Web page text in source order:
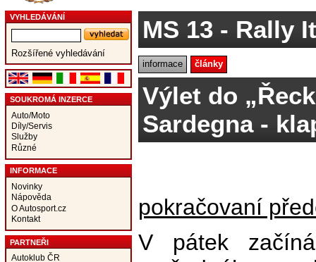
VYHLEDÁVÁNÍ
Rozšířené vyhledávání
SOUKROMÁ INZERCE
Auto/Moto
Díly/Servis
Služby
Různé
INFORMACE
Novinky
Nápověda
O Autosport.cz
Kontakt
PARTNEŘI
Autoklub ČR
MS 13- Rally
informace články
Výlet do
Sardegna -
pokračovaní
V pátek